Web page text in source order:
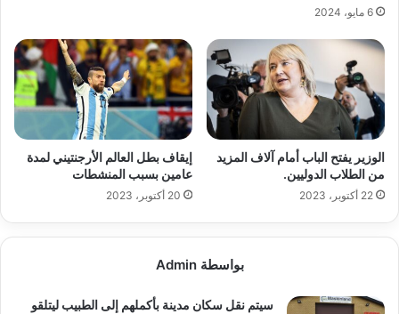
6 مايو، 2024
الوزير يفتح الباب أمام آلاف المزيد
من الطلاب الدوليين.
22 أكتوبر، 2023
إيقاف بطل العالم الأرجنتيني لمدة
عامين بسبب المنشطات
20 أكتوبر، 2023
بواسطة Admin
سيتم نقل سكان مدينة بأكملهم إلى الطبيب ليتلقو